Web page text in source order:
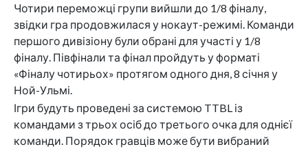
Чотири переможці групи вийшли до 1/8 фіналу,
звідки гра продовжилася у нокаут-режимі. Команди
першого дивізіону були обрані для участі у 1/8
фіналу. Півфінали та фінал пройдуть у форматі
«Фіналу чотирьох» протягом одного дня, 8 січня у
Ной-Ульмі.
Ігри будуть проведені за системою TTBL із
командами з трьох осіб до третього очка для однієї
команди. Порядок гравців може бути вибраний